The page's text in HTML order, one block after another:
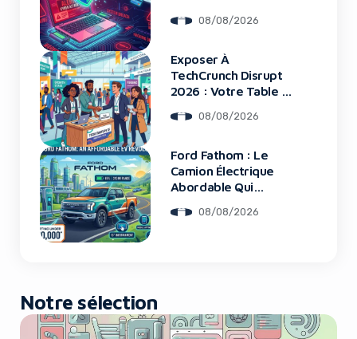
Les Clients Touchés
08/08/2026
Exposer À
TechCrunch Disrupt
2026 : Votre Table Au
08/08/2026
Ford Fathom : Le
Camion Électrique
Abordable Qui
Marché08/08/2026
Notre sélection